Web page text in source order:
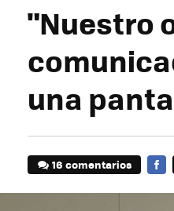
"Nuestro
una
16 comentarios